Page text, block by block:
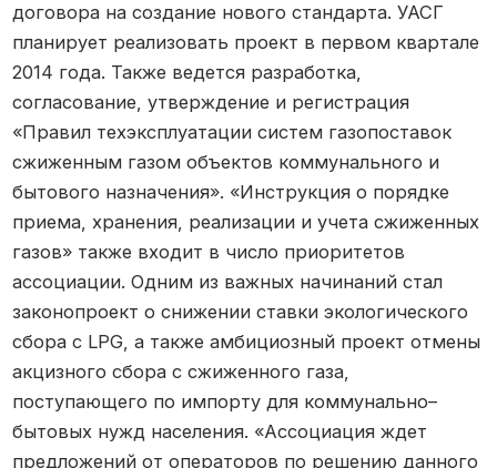
договора на создание нового стандарта. УАСГ
планирует реализовать проект в первом квартале
2014 года. Также ведется разработка,
согласование, утверждение и регистрация
«Правил техэксплуатации систем газопоставок
сжиженным газом объектов коммунального и
бытового назначения». «Инструкция о порядке
приема, хранения, реализации и учета сжиженных
газов» также входит в число приоритетов
ассоциации. Одним из важных начинаний стал
законопроект о снижении ставки экологического
сбора с LPG, а также амбициозный проект отмены
акцизного сбора с сжиженного газа,
поступающего по импорту для коммунально–
бытовых нужд населения. «Ассоциация ждет
предложений от операторов по решению данного